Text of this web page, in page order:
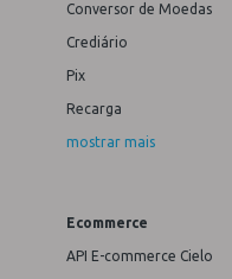
Conversor de Moedas
Crediário
Pix
Recarga
mostrar mais
Ecommerce
API E-commerce Cielo